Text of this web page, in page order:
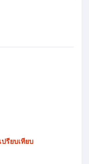
ปรียบเทียบ